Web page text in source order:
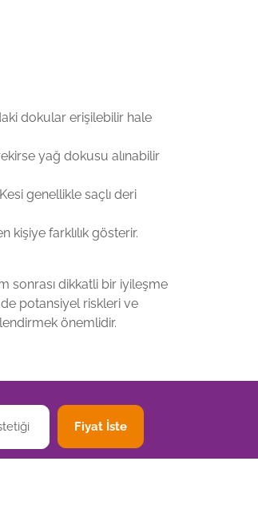
dokular erişilebilir hale
yağ dokusu alınabilir
genellikle saçlı deri
farklılık gösterir.
sonrası dikkatli bir iyileşme
potansiyel riskleri ve
önemlidir.